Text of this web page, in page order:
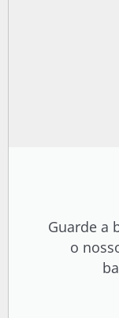
Guarde a
o